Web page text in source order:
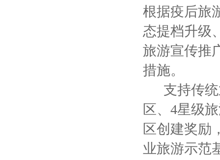
根据疫后旅
态提档升级
旅游宣传推
措施。
支持传统
区、4星级
区创建奖励
业旅游示范